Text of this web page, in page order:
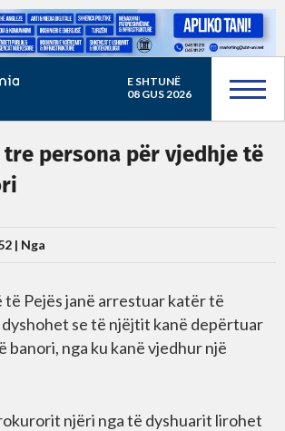
E SHTUNË
08 GUS 2026
persona për vjedhje të
| Nga
të Pejës janë arrestuar katër të
dyshohet se të njëjtit kanë depërtuar
banori, nga ku kanë vjedhur një
njëri nga të dyshuarit lirohet